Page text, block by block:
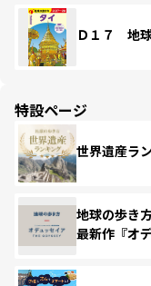
Ｄ１７ 地
特設ページ
世界遺産ラ
地球の歩き
最新作『オ